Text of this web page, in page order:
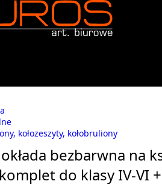
kołozeszyty, kołobruliony
bezbarwna na
do klasy IV-VI